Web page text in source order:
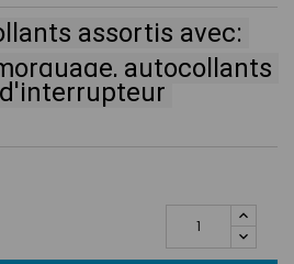
assortis avec:
autocollants